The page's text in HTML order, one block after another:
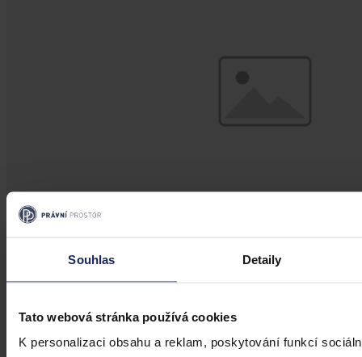
Souhlas Detaily
Tato webová stránka používá cookies
K personalizaci obsahu a reklam, poskytování funkcí
řízení… pomůže připravovaná novela
stavebního zákona 2026? (2. část)